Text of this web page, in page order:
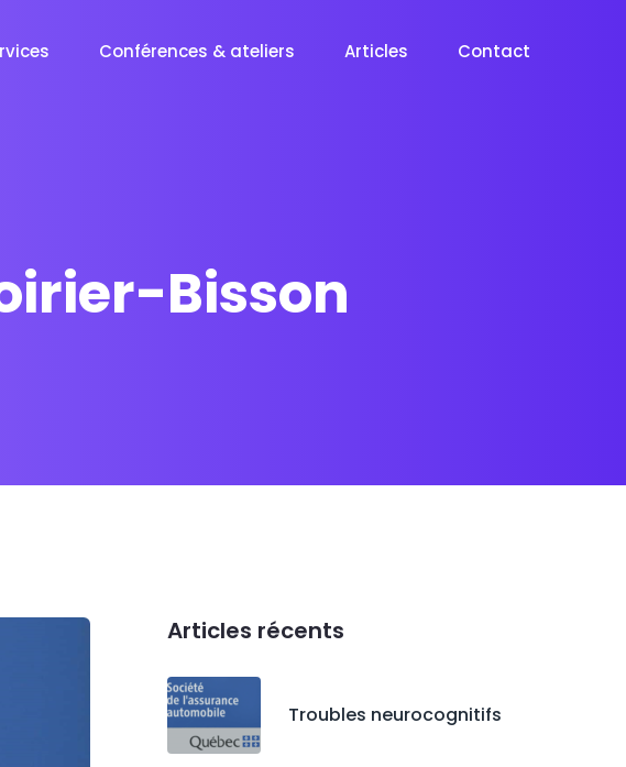
Conférences & ateliers Articles Contact
Bisson
Articles récents
Troubles neurocognitifs